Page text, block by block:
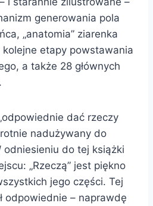
generowania pola
„anatomia” ziarenka
kolejne etapy powstawania
a także 28 głównych
dać rzeczy
nadużywany do
odniesieniu do tej książki
„Rzeczą” jest piękno
jego części. Tej
odpowiednie – naprawdę